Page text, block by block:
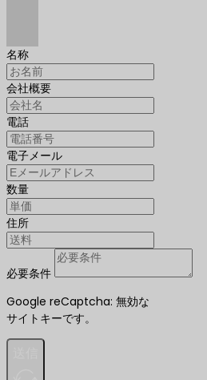
名称
会社概要
電話
電子メール
数量
住所
必要条件
Google reCaptcha: 無効な
サイトキーです。